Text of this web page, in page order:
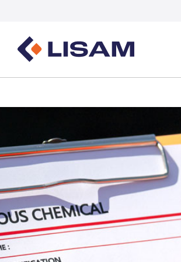
FDS e gerenciamento de
Rastreamento e relatórios de
PCN e UFI
Gases
Detergentes
Cuidados com a
Energia e
Documentos
Lisam Drops
Guias e E-books